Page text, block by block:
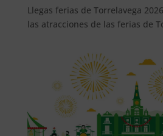
Llegas ferias de Torrelavega
las atracciones de las ferias de